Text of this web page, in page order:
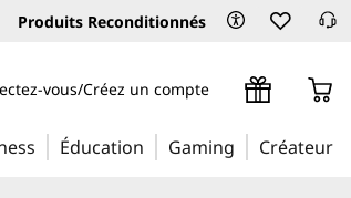
Produits Reconditionnés
vous/Créez un compte
Éducation Gaming Créateur